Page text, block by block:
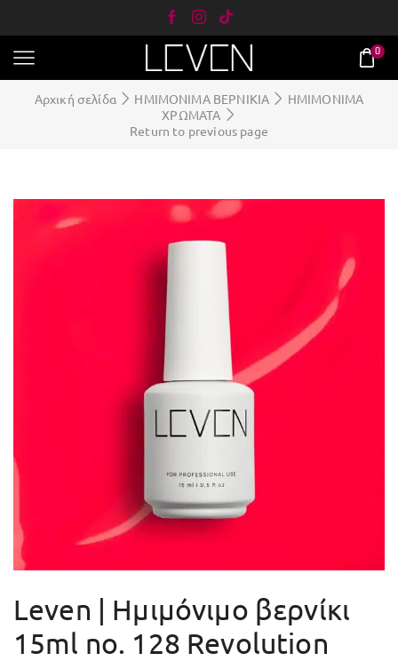
0
Αρχική σελίδα ΗΜΙΜΟΝΙΜΑ ΒΕΡΝΙΚΙΑ
ΗΜΙΜΟΝΙΜΑ
ΧΡΩΜΑΤΑ
Return to previous page
Leven | Ημιμόνιμο βερνίκι
15ml no. 128 Revolution